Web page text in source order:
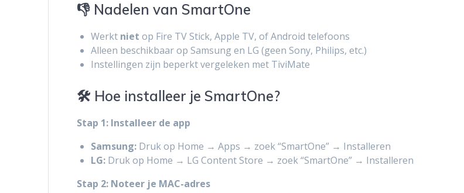
👎 Nadelen van SmartOne
Werkt niet op Fire TV Stick, Apple TV, of Android telefoons
Alleen beschikbaar op Samsung en LG (geen Sony, Philips, etc.)
Instellingen zijn beperkt vergeleken met TiviMate
🛠️ Hoe installeer je SmartOne?
Stap 1: Installeer de app
Samsung: Druk op Home → Apps → zoek “SmartOne” → Installeren
LG: Druk op Home → LG Content Store → zoek “SmartOne” → Installeren
Stap 2: Noteer je MAC-adres